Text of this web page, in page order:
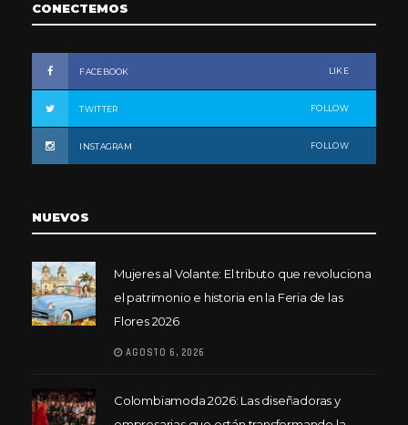
CONECTEMOS
FACEBOOK LIKE
TWITTER FOLLOW
INSTAGRAM FOLLOW
NUEVOS
Mujeres al Volante: El tributo que revoluciona
el patrimonio e historia en la Feria de las
Flores 2026
AGOSTO 6, 2026
Colombiamoda 2026: Las diseñadoras y